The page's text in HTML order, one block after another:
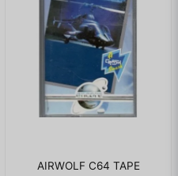
AIRWOLF C64 TAPE